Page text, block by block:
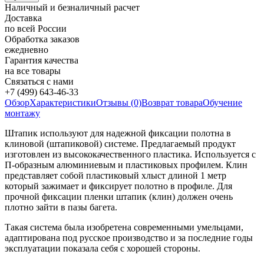
Наличный и безналичный расчет
Доставка
по всей России
Обработка заказов
ежедневно
Гарантия качества
на все товары
Связаться с нами
+7 (499) 643-46-33
ОбзорХарактеристикиОтзывы (0)Возврат товараОбучение
монтажу
Штапик используют для надежной фиксации полотна в
клиновой (штапиковой) системе. Предлагаемый продукт
изготовлен из высококачественного пластика. Используется с
П-образным алюминиевым и пластиковых профилем. Клин
представляет собой пластиковый хлыст длиной 1 метр
который зажимает и фиксирует полотно в профиле. Для
прочной фиксации пленки штапик (клин) должен очень
плотно зайти в пазы багета.
Такая система была изобретена современными умельцами,
адаптирована под русское производство и за последние годы
эксплуатации показала себя с хорошей стороны.